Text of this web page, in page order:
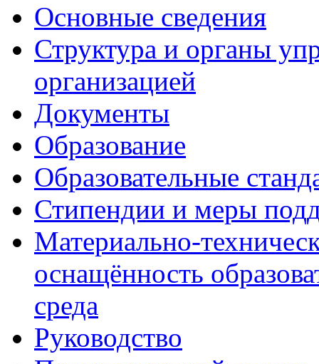
Основные сведения
Структура и органы
организацией
Документы
Образование
Образовательные
Стипендии и меры
Материально-
оснащённость
среда
Руководство